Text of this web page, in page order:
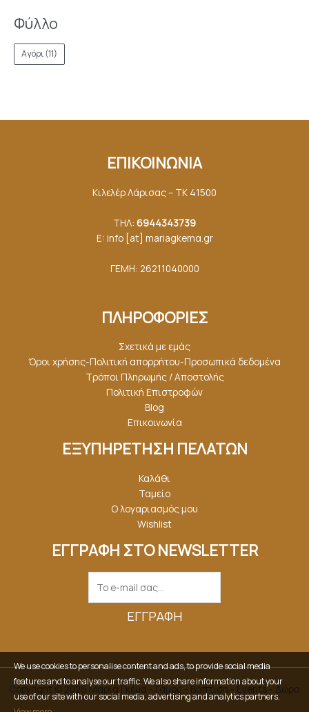
Φύλλο
Αγόρι(11)
ΕΠΙΚΟΙΝΩΝΙΑ
Κιλελέρ Λάρισας – ΤΚ 41500
ΤΗΛ: 6944343739
E: info [at] mariagkemα.gr
ΓΕΜΗ: 26211040000
ΠΛΗΡΟΦΟΡΙΕΣ
Σχετικά με εμάς
Όροι χρήσης-Πολιτική απορρήτου-Προσωπικά δεδομένα
Τρόποι Πληρωμής / Αποστολής
Πολιτική Επιστροφών
Blog
Επικοινωνία
ΕΞΥΠΗΡΕΤΗΣΗ ΠΕΛΑΤΩΝ
Καλάθι
Ταμείο
Ο λογαριασμός μου
Wishlist
ΕΓΓΡΑΦΗ ΣΤΟ NEWSLETTER
ΕΓΓΡΑΦΉ
Copyright © 2026 Μαρία Γκέμα - Γάμος - Βάπτιση - Events - Δώρα
We use cookies to personalise content and ads, to provide social media
features and to analyse our traffic. We also share information about your
use of our site with our social media, advertising and analytics partners.